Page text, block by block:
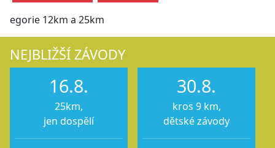
egorie 12km a 25km
NEJBLIŽŠÍ ZÁVODY
16.8.
25km,
jen dospělí
30.8.
kros 9 km,
dětské závody